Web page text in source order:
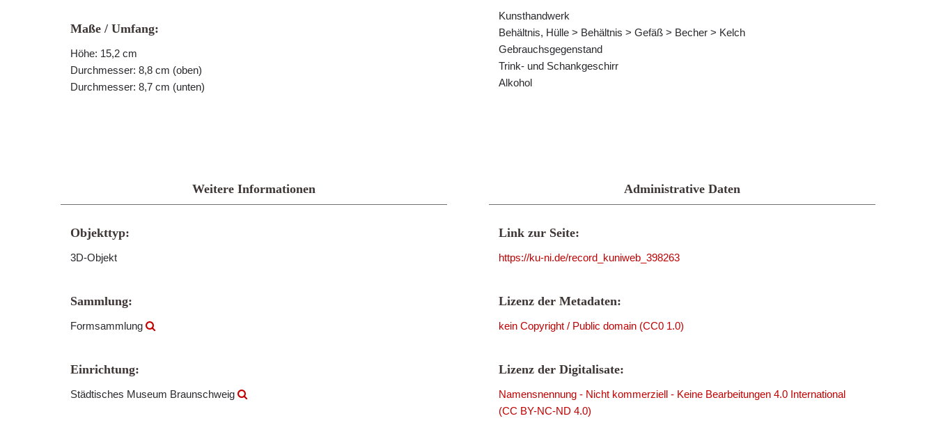
Maße / Umfang:
Höhe: 15,2 cm
Durchmesser: 8,8 cm (oben)
Durchmesser: 8,7 cm (unten)
Kunsthandwerk
Behältnis, Hülle > Behältnis > Gefäß > Becher > Kelch
Gebrauchsgegenstand
Trink- und Schankgeschirr
Alkohol
Weitere Informationen
Objekttyp:
3D-Objekt
Sammlung:
Formsammlung
Einrichtung:
Städtisches Museum Braunschweig
Administrative Daten
Link zur Seite:
https://ku-ni.de/record_kuniweb_398263
Lizenz der Metadaten:
kein Copyright / Public domain (CC0 1.0)
Lizenz der Digitalisate:
Namensnennung - Nicht kommerziell - Keine Bearbeitungen 4.0 International
(CC BY-NC-ND 4.0)